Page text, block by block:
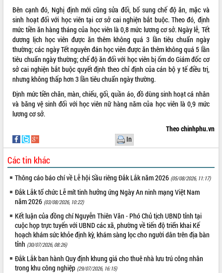
VIDEO
Không có file video nào để phát.
ALBUM ẢNH
LIÊN KẾT WEB
THỐNG KÊ TRUY CẬP
Hôm nay: 36295
66012437
Bên cạnh đó, Nghị định mới cũng sửa đổi, bổ sung chế độ ăn, mặc và
sinh hoạt đối với học viên tại cơ sở cai nghiện bắt buộc. Theo đó, định
mức tiền ăn hàng tháng của học viên là 0,8 mức lương cơ sở. Ngày lễ, Tết
dương lịch học viên được ăn thêm không quá 3 lần tiêu chuẩn ngày
thường; các ngày Tết nguyên đán học viên được ăn thêm không quá 5 lần
tiêu chuẩn ngày thường; chế độ ăn đối với học viên bị ốm do Giám đốc cơ
sở cai nghiện bắt buộc quyết định theo chỉ định của cán bộ y tế điều trị,
nhưng không thấp hơn 3 lần tiêu chuẩn ngày thường.
Định mức tiền chăn, màn, chiếu, gối, quần áo, đồ dùng sinh hoạt cá nhân
và băng vệ sinh đối với học viên nữ hàng năm của học viên là 0,9 mức
lương cơ sở.
Theo chinhphu.vn
In
Các tin khác
Thông cáo báo chí về Lễ hội Sầu riêng Đắk Lắk năm 2026 (05/08/2026, 11:17)
Đắk Lắk tổ chức Lễ mít tinh hưởng ứng Ngày An ninh mạng Việt Nam
năm 2026 (03/08/2026, 10:22)
Kết luận của đồng chí Nguyễn Thiên Văn - Phó Chủ tịch UBND tỉnh tại
cuộc họp trực tuyến với UBND các xã, phường về tiến độ triển khai Kế
hoạch khám sức khỏe định kỳ, khám sàng lọc cho người dân trên địa bàn
tỉnh (30/07/2026, 08:26)
Đắk Lắk ban hành Quy định khung giá cho thuê nhà lưu trú công nhân
trong khu công nghiệp (29/07/2026, 16:15)